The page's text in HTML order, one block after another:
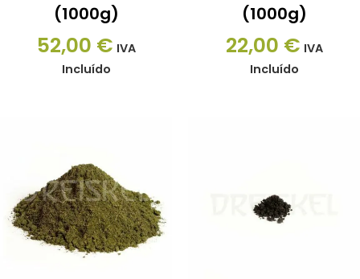
(1000g)
52,00 € IVA
Incluído
(1000g)
22,00 € IVA
Incluído
múltiples
variantes.